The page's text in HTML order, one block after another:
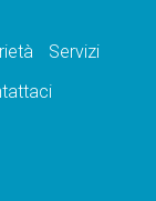
Servizi